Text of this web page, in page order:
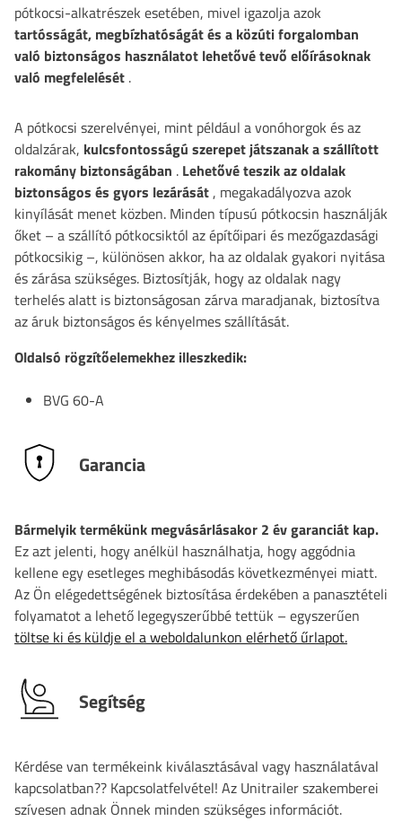
pótkocsi-alkatrészek esetében, mivel igazolja azok
tartósságát, megbízhatóságát és a közúti forgalomban
való biztonságos használatot lehetővé tevő előírásoknak
való megfelelését .
A pótkocsi szerelvényei, mint például a vonóhorgok és az
oldalzárak, kulcsfontosságú szerepet játszanak a szállított
rakomány biztonságában . Lehetővé teszik az oldalak
biztonságos és gyors lezárását, megakadályozva azok
kinyílását menet közben. Minden típusú pótkocsin használják
őket – a szállító pótkocsiktól az építőipari és mezőgazdasági
pótkocsikig –, különösen akkor, ha az oldalak gyakori nyitása
és zárása szükséges. Biztosítják, hogy az oldalak nagy
terhelés alatt is biztonságosan zárva maradjanak, biztosítva
az áruk biztonságos és kényelmes szállítását.
Oldalsó rögzítőelemekhez illeszkedik:
BVG 60-A
Garancia
Bármelyik termékünk megvásárlásakor 2 év garanciát kap.
Ez azt jelenti, hogy anélkül használhatja, hogy aggódnia
kellene egy esetleges meghibásodás következményei miatt.
Az Ön elégedettségének biztosítása érdekében a panasztételi
folyamatot a lehető legegyszerűbbé tettük – egyszerűen
töltse ki és küldje el a weboldalunkon elérhető űrlapot.
Segítség
Kérdése van termékeink kiválasztásával vagy használatával
kapcsolatban?? Kapcsolatfelvétel! Az Unitrailer szakemberei
szívesen adnak Önnek minden szükséges információt.